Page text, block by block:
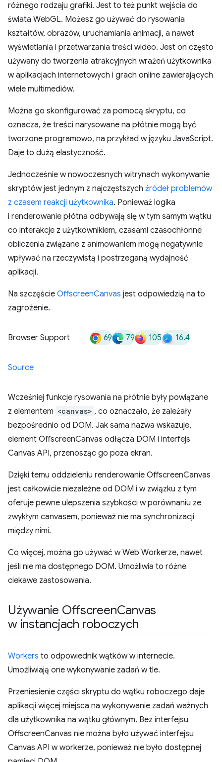
różnego rodzaju grafiki. Jest to też punkt wejścia do
świata WebGL. Możesz go używać do rysowania
kształtów, obrazów, uruchamiania animacji, a nawet
wyświetlania i przetwarzania treści wideo. Jest on często
używany do tworzenia atrakcyjnych wrażeń użytkownika
w aplikacjach internetowych i grach online zawierających
wiele multimediów.
Można go skonfigurować za pomocą skryptu, co
oznacza, że treści narysowane na płótnie mogą być
tworzone programowo, na przykład w języku JavaScript.
Daje to dużą elastyczność.
Jednocześnie w nowoczesnych witrynach wykonywanie
skryptów jest jednym z najczęstszych źródeł problemów
z czasem reakcji użytkownika. Ponieważ logika
i renderowanie płótna odbywają się w tym samym wątku
co interakcje z użytkownikiem, czasami czasochłonne
obliczenia związane z animowaniem mogą negatywnie
wpływać na rzeczywistą i postrzeganą wydajność
aplikacji.
Na szczęście OffscreenCanvas jest odpowiedzią na to
zagrożenie.
Browser Support 69 79 105 16.4
Source
Wcześniej funkcje rysowania na płótnie były powiązane
z elementem <canvas> , co oznaczało, że zależały
bezpośrednio od DOM. Jak sama nazwa wskazuje,
element OffscreenCanvas odłącza DOM i interfejs
Canvas API, przenosząc go poza ekran.
Dzięki temu oddzieleniu renderowanie OffscreenCanvas
jest całkowicie niezależne od DOM i w związku z tym
oferuje pewne ulepszenia szybkości w porównaniu ze
zwykłym canvasem, ponieważ nie ma synchronizacji
między nimi.
Co więcej, można go używać w Web Workerze, nawet
jeśli nie ma dostępnego DOM. Umożliwia to różne
ciekawe zastosowania.
Używanie OffscreenCanvas
w instancjach roboczych
Workers to odpowiednik wątków w internecie.
Umożliwiają one wykonywanie zadań w tle.
Przeniesienie części skryptu do wątku roboczego daje
aplikacji więcej miejsca na wykonywanie zadań ważnych
dla użytkownika na wątku głównym. Bez interfejsu
OffscreenCanvas nie można było używać interfejsu
Canvas API w workerze, ponieważ nie było dostępnej